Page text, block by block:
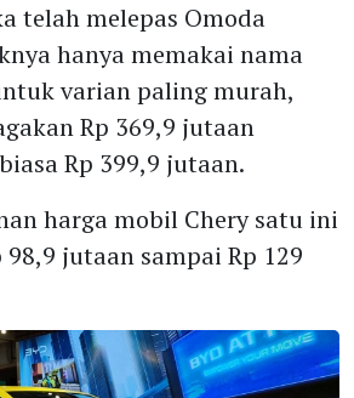
telah melepas Omoda
hanya memakai nama
varian paling murah,
Rp 369,9 jutaan
Rp 399,9 jutaan.
harga mobil Chery satu ini
jutaan sampai Rp 129